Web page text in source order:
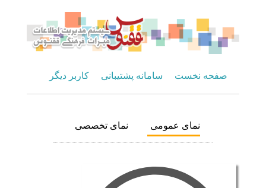
صفحه نخست سامانه پشتیبانی کاربر دیگر
نمای عمومی نمای تخصصی